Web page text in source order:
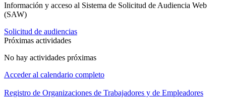
Información y acceso al Sistema de Solicitud de Audiencia Web
(SAW)
Solicitud de audiencias
Próximas actividades
No hay actividades próximas
Acceder al calendario completo
Registro de Organizaciones de Trabajadores y de Empleadores